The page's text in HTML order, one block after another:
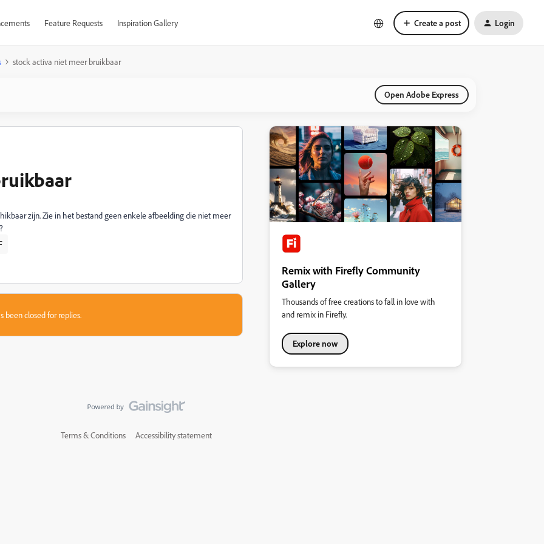
Feature Requests Inspiration Gallery Create a post Login
stock activa niet meer bruikbaar
Open Adobe Express
zijn. Zie in het bestand geen enkele afbeelding die niet meer
been closed for replies.
Remix with Firefly Community
Gallery
Thousands of free creations to fall in love with
and remix in Firefly.
Explore now
Terms & Conditions Accessibility statement